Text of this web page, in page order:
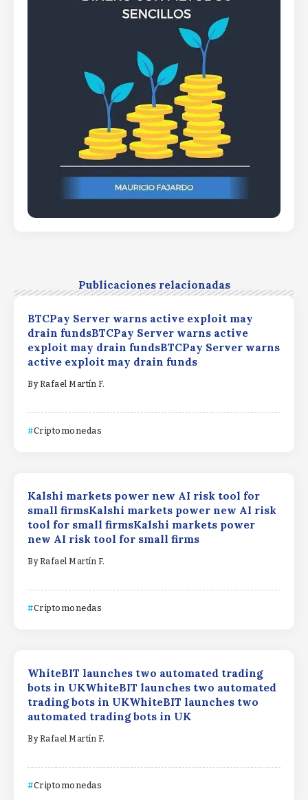
Publicaciones relacionadas
BTCPay Server warns active exploit may
drain fundsBTCPay Server warns active
exploit may drain fundsBTCPay Server warns
active exploit may drain funds
By Rafael Martín F.
Criptomonedas
Kalshi markets power new AI risk tool for
small firmsKalshi markets power new AI risk
tool for small firmsKalshi markets power
new AI risk tool for small firms
By Rafael Martín F.
Criptomonedas
WhiteBIT launches two automated trading
bots in UKWhiteBIT launches two automated
trading bots in UKWhiteBIT launches two
automated trading bots in UK
By Rafael Martín F.
Criptomonedas